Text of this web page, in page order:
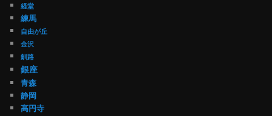
経堂
練馬
自由が丘
金沢
釧路
銀座
青森
静岡
高円寺